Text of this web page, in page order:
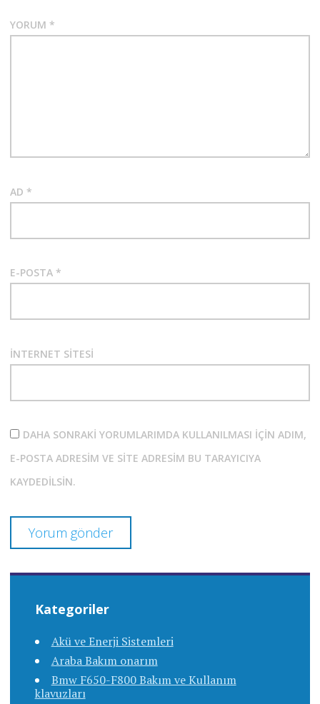
YORUM *
AD *
E-POSTA *
İNTERNET SITESI
DAHA SONRAKI YORUMLARIMDA KULLANILMASI IÇIN ADIM,
E-POSTA ADRESIM VE SITE ADRESIM BU TARAYICIYA
KAYDEDILSIN.
Kategoriler
Akü ve Enerji Sistemleri
Araba Bakım onarım
Bmw F650-F800 Bakım ve Kullanım
klavuzları